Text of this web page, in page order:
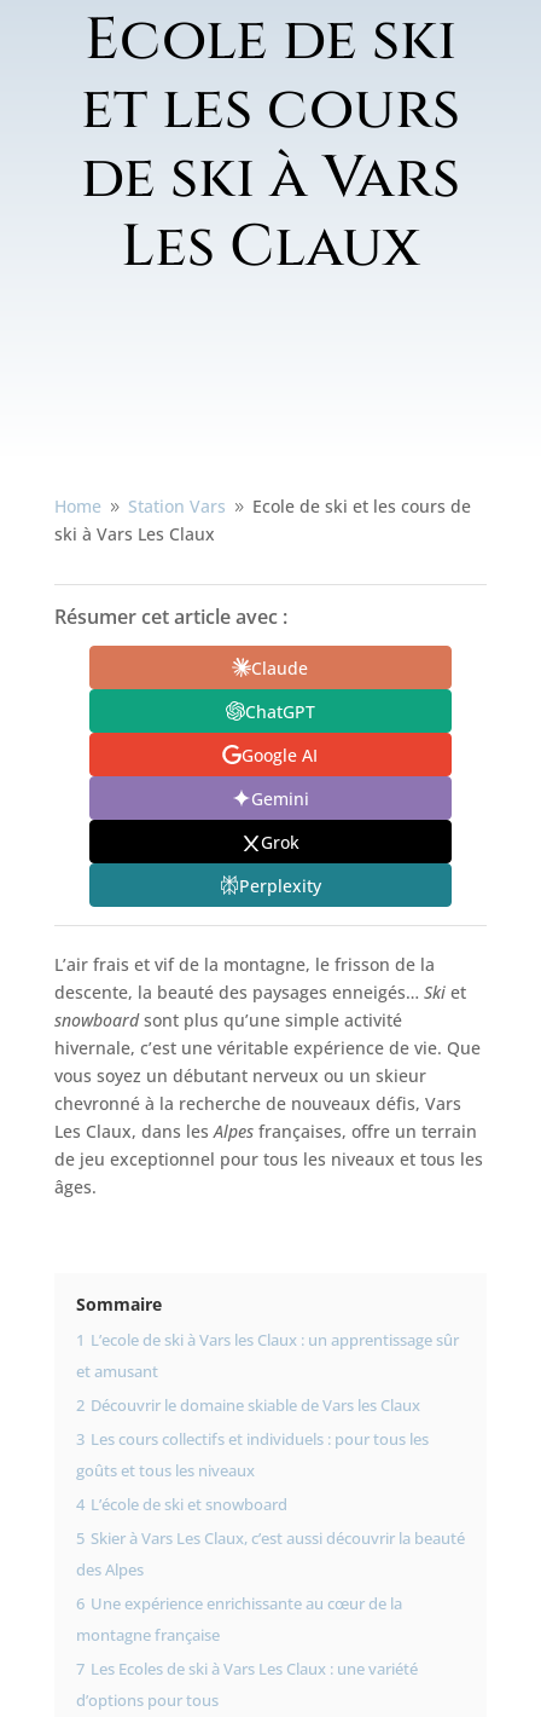
Ecole de ski
et les cours
de ski à Vars
Les Claux
Home 9 Station Vars 9 Ecole de ski et les cours de
ski à Vars Les Claux
Résumer cet article avec :
Claude
ChatGPT
Google AI
Gemini
Grok
Perplexity
L’air frais et vif de la montagne, le frisson de la
descente, la beauté des paysages enneigés… Skiet
snowboardsont plus qu’une simple activité
hivernale, c’est une véritable expérience de vie. Que
vous soyez un débutant nerveux ou un skieur
chevronné à la recherche de nouveaux défis, Vars
Les Claux, dans lesAlpesfrançaises, offre un terrain
de jeu exceptionnel pour tous les niveaux et tous les
âges.
Sommaire
1 L’ecole de ski à Vars les Claux : un apprentissage sûr
et amusant
2 Découvrir le domaine skiable de Vars les Claux
3 Les cours collectifs et individuels : pour tous les
goûts et tous les niveaux
4 L’école de ski et snowboard
5 Skier à Vars Les Claux, c’est aussi découvrir la beauté
des Alpes
6 Une expérience enrichissante au cœur de la
montagne française
7 Les Ecoles de ski à Vars Les Claux : une variété
d’options pour tous